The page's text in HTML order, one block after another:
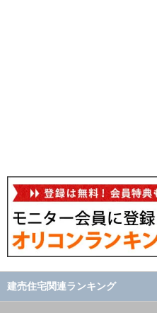
建売住宅関連ランキング